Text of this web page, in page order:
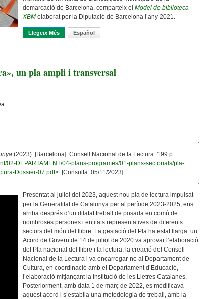
demarcació de Barcelona, comparteix el Model de biblioteca
XBM elaborat per la Diputació de Barcelona l’any 2021.
Llegeix Més Sobre Barcelona Té Un Pla
Español
un pla ampli i transversal
(2023). [Barcelona]: Consell Nacional de la Lectura. 199 p.
02-DEPARTAMENT/04-plans-programes/01-plans-sectorials/pla-
Dossier-07.pdf>. [Consulta: 05/11/2023].
Presentat al juliol del 2023, aquest nou pla de lectura impulsat
per la Generalitat de Catalunya per al període 2023-2025, ens
arriba després d’un dilatat treball de posada en comú de
nombroses persones i entitats representatives de diferents
sectors del món del llibre. La gestació del Pla ha estat llarga: un
Acord de Govern de 14 de juliol de 2020 va aprovar l’elaboració
del Pla nacional del llibre i la lectura, la creació del Consell
Nacional de la Lectura i va encarregar-ne al Departament de
Cultura, en coordinació amb el Departament d’Educació,
l’elaboració mitjançant la Institució de les Lletres Catalanes.
Posteriorment, amb data 1 de març de 2022, es modificava
aquest acord i s’establia una metodologia de treball, amb la